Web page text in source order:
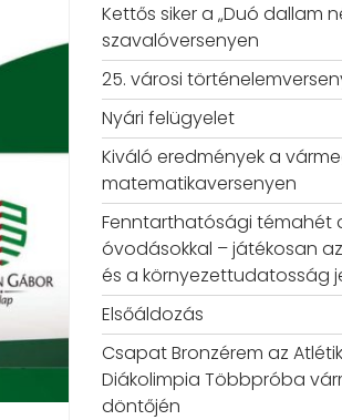
Kettős siker a „Duó dallam
szavalóversenyen
25. városi
Nyári felügyelet
Kiváló eredmények a
matematikaversenyen
Fenntarthatósági témahét
óvodásokkal – játékosan
és a környezettudatosság
Elsőáldozás
Csapat Bronzérem az
Diákolimpia Többpróba
döntőjén